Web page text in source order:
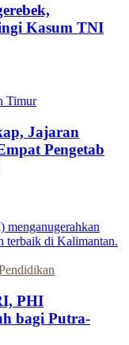
Kasum TNI
Timur
Jajaran
Pengetab
PHI
bagi Putra-